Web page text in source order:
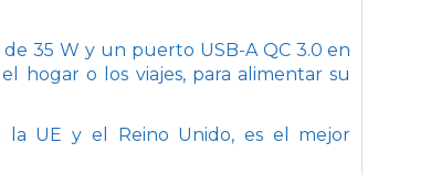
35 W y un puerto USB-A QC 3.0 en
hogar o los viajes, para alimentar su
la UE y el Reino Unido, es el mejor